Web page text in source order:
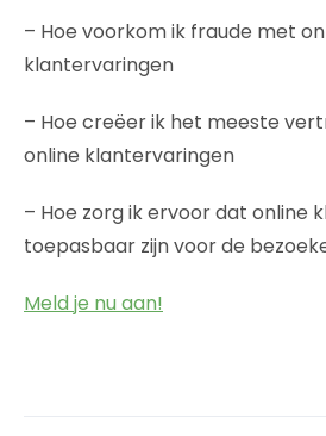
– Hoe voorkom ik fraude met
klantervaringen
– Hoe creëer ik het meeste
online klantervaringen
– Hoe zorg ik ervoor dat online
toepasbaar zijn voor de
Meld je nu aan!